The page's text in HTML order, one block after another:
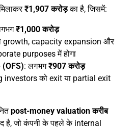
₹1,907 करोड़का है, जिसमें:
₹1,000 करोड़
growth, capacity expansion और
purposes में होगा
: लगभग₹907 करोड़
investors को exit या partial exit
post-money valuation करीब
है, जो कंपनी के पहले के internal